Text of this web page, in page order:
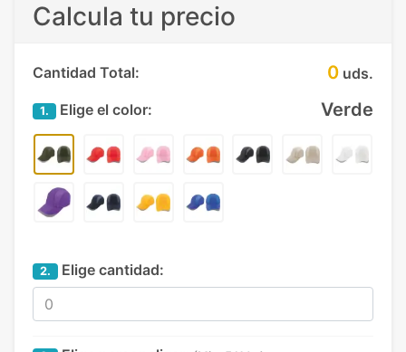
Calcula tu precio
Cantidad Total: 0 uds.
1. Elige el color: Verde
2. Elige cantidad: